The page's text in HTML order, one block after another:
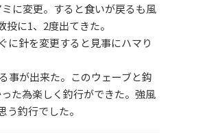
に変更。すると食いが戻るも風
に1、2度出てきた。
に針を変更すると見事にハマり
事が出来た。このウェーブと鈎
た為楽しく釣行ができた。強風
釣行でした。